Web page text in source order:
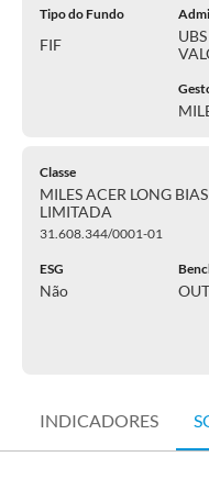
Tipo do Fundo
FIF
Classe
MILES ACER LONG
LIMITADA
31.608.344/0001-01
ESG
Não
INDICADORES